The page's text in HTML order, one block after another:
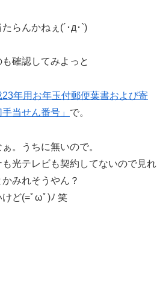
らんかねぇ(´･д･`)
確認してみよっと
23年用お年玉付郵便葉書および寄
当せん番号」 で。
。うちに無いので。
光テレビも契約してないので見れ
みれそうやん？
ど(=ﾟωﾟ)ﾉ 笑